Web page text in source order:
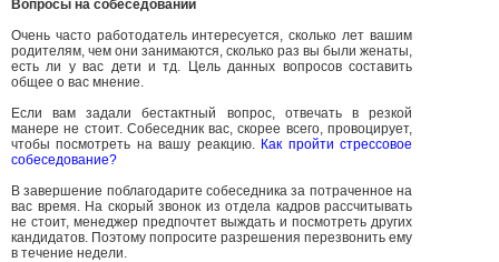
Вопросы на собеседовании
Очень часто работодатель интересуется, сколько лет вашим
родителям, чем они занимаются, сколько раз вы были женаты,
есть ли у вас дети и тд. Цель данных вопросов составить
общее о вас мнение.
Если вам задали бестактный вопрос, отвечать в резкой
манере не стоит. Собеседник вас, скорее всего, провоцирует,
чтобы посмотреть на вашу реакцию. Как пройти стрессовое
собеседование?
В завершение поблагодарите собеседника за потраченное на
вас время. На скорый звонок из отдела кадров рассчитывать
не стоит, менеджер предпочтет выждать и посмотреть других
кандидатов. Поэтому попросите разрешения перезвонить ему
в течение недели.